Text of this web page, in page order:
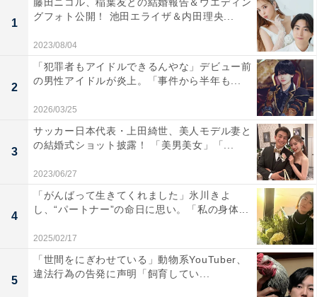
1
藤田ニコル、稲葉友との結婚報告＆ウエディン
グフォト公開！ 池田エライザ＆内田理央...
2023/08/04
2
「犯罪者もアイドルできるんやな」デビュー前
の男性アイドルが炎上。「事件から半年も...
2026/03/25
3
サッカー日本代表・上田綺世、美人モデル妻と
の結婚式ショット披露！ 「美男美女」「...
2023/06/27
4
「がんばって生きてくれました」氷川きよ
し、“パートナー”の命日に思い。「私の身体...
2025/02/17
5
「世間をにぎわせている」動物系YouTuber、
違法行為の告発に声明「飼育してい...